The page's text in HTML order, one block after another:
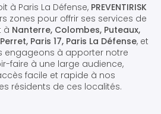
à Paris La Défense, PREVENTIRISK
zones pour offrir ses services de
à Nanterre, Colombes, Puteaux,
Paris 17, Paris La Défense, et
engageons à apporter notre
faire à une large audience,
facile et rapide à nos
résidents de ces localités.